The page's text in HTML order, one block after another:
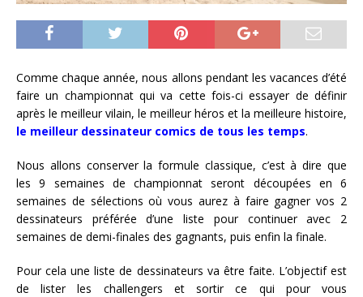
Comme chaque année, nous allons pendant les vacances d’été
faire un championnat qui va cette fois-ci essayer de définir
après le meilleur vilain, le meilleur héros et la meilleure histoire,
le meilleur dessinateur comics de tous les temps.
Nous allons conserver la formule classique, c’est à dire que
les 9 semaines de championnat seront découpées en 6
semaines de sélections où vous aurez à faire gagner vos 2
dessinateurs préférée d’une liste pour continuer avec 2
semaines de demi-finales des gagnants, puis enfin la finale.
Pour cela une liste de dessinateurs va être faite. L’objectif est
de lister les challengers et sortir ce qui pour vous